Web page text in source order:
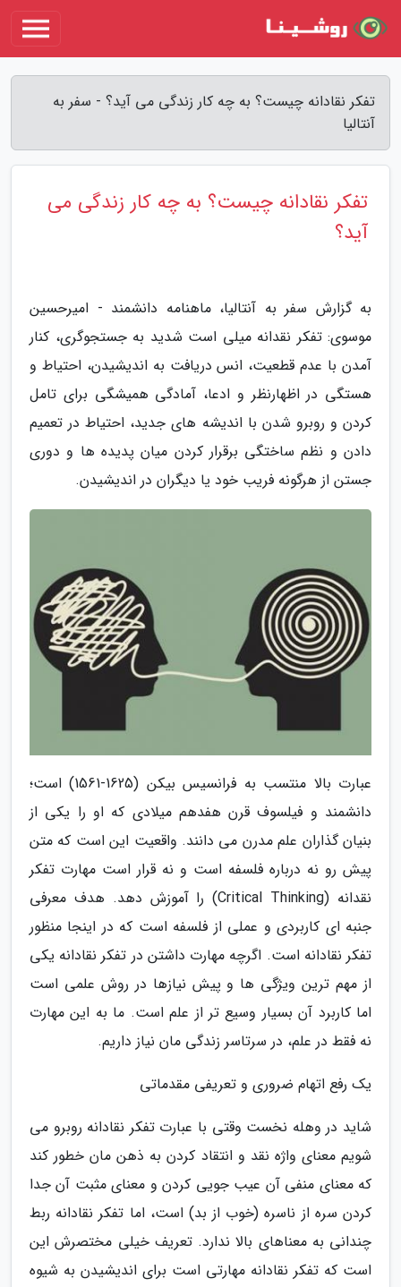
تفکر نقادانه چیست؟ به چه کار زندگی می آید؟ - سفر به
آنتالیا
تفکر نقادانه چیست؟ به چه کار زندگی می
آید؟
به گزارش سفر به آنتالیا، ماهنامه دانشمند - امیرحسین
موسوی: تفکر نقدانه میلی است شدید به جستجوگری، کنار
آمدن با عدم قطعیت، انس دریافت به اندیشیدن، احتیاط و
هستگی در اظهارنظر و ادعا، آمادگی همیشگی برای تامل
کردن و روبرو شدن با اندیشه های جدید، احتیاط در تعمیم
دادن و نظم ساختگی برقرار کردن میان پدیده ها و دوری
جستن از هرگونه فریب خود یا دیگران در اندیشیدن.
عبارت بالا منتسب به فرانسیس بیکن (1625-1561) است؛
دانشمند و فیلسوف قرن هفدهم میلادی که او را یکی از
بنیان گذاران علم مدرن می دانند. واقعیت این است که متن
پیش رو نه درباره فلسفه است و نه قرار است مهارت تفکر
نقدانه (Critical Thinking) را آموزش دهد. هدف معرفی
جنبه ای کاربردی و عملی از فلسفه است که در اینجا منظور
تفکر نقادانه است. اگرچه مهارت داشتن در تفکر نقادانه یکی
از مهم ترین ویژگی ها و پیش نیازها در روش علمی است
اما کاربرد آن بسیار وسیع تر از علم است. ما به این مهارت
نه فقط در علم، در سرتاسر زندگی مان نیاز داریم.
یک رفع اتهام ضروری و تعریفی مقدماتی
شاید در وهله نخست وقتی با عبارت تفکر نقادانه روبرو می
شویم معنای واژه نقد و انتقاد کردن به ذهن مان خطور کند
که معنای منفی آن عیب جویی کردن و معنای مثبت آن جدا
کردن سره از ناسره (خوب از بد) است، اما تفکر نقادانه ربط
چندانی به معناهای بالا ندارد. تعریف خیلی مختصرش این
است که تفکر نقادانه مهارتی است برای اندیشیدن به شیوه